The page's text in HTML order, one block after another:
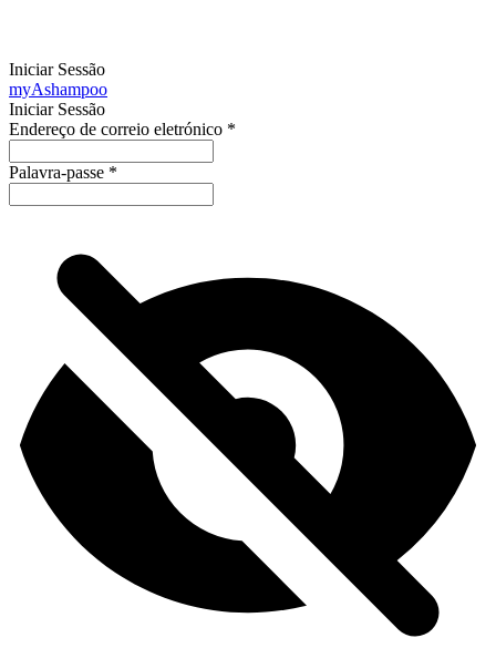
Iniciar Sessão
myAshampoo
Iniciar Sessão
Endereço de correio eletrónico *
Palavra-passe *